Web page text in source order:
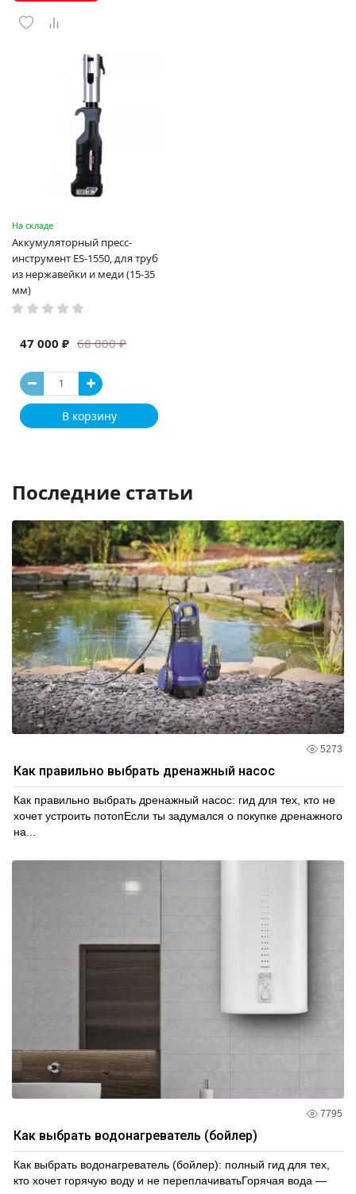
На складе
Аккумуляторный пресс-
инструмент ES-1550, для труб
из нержавейки и меди (15-35
мм)
68 000 ₽
47 000 ₽
В корзину
Последние статьи
5273
Как правильно выбрать дренажный насос
Как правильно выбрать дренажный насос: гид для тех, кто не
хочет устроить потопЕсли ты задумался о покупке дренажного
на...
7795
Как выбрать водонагреватель (бойлер)
Как выбрать водонагреватель (бойлер): полный гид для тех,
кто хочет горячую воду и не переплачиватьГорячая вода —